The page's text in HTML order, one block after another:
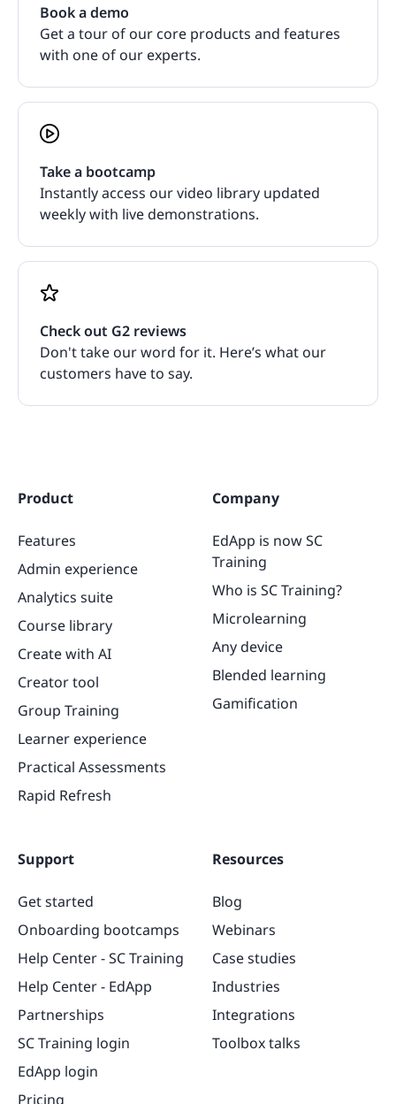
Book a demo
Get a tour of our core products and features
with one of our experts.
Take a bootcamp
Instantly access our video library updated
weekly with live demonstrations.
Check out G2 reviews
Don't take our word for it. Here’s what our
customers have to say.
Product
Features
Admin experience
Analytics suite
Course library
Create with AI
Creator tool
Group Training
Learner experience
Practical Assessments
Rapid Refresh
Company
EdApp is now SC
Training
Who is SC Training?
Microlearning
Any device
Blended learning
Gamification
Support
Get started
Onboarding bootcamps
Help Center - SC Training
Help Center - EdApp
Partnerships
SC Training login
EdApp login
Pricing
Resources
Blog
Webinars
Case studies
Industries
Integrations
Toolbox talks